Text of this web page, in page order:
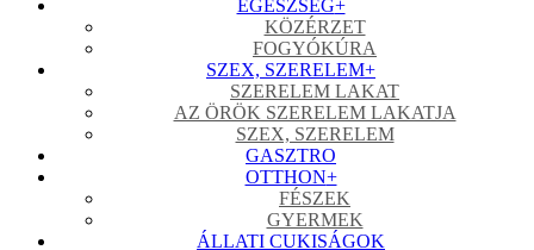
EGÉSZSÉG+
KÖZÉRZET
FOGYÓKÚRA
SZEX, SZERELEM+
SZERELEM LAKAT
AZ ÖRÖK SZERELEM LAKATJA
SZEX, SZERELEM
GASZTRO
OTTHON+
FÉSZEK
GYERMEK
ÁLLATI CUKISÁGOK